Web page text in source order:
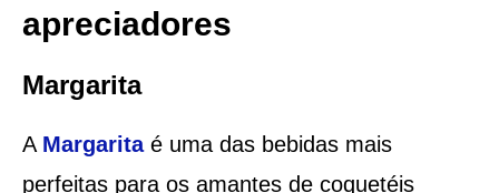
apreciadores
Margarita
A Margaritaé uma das bebidas mais
perfeitas para os amantes de coquetéis